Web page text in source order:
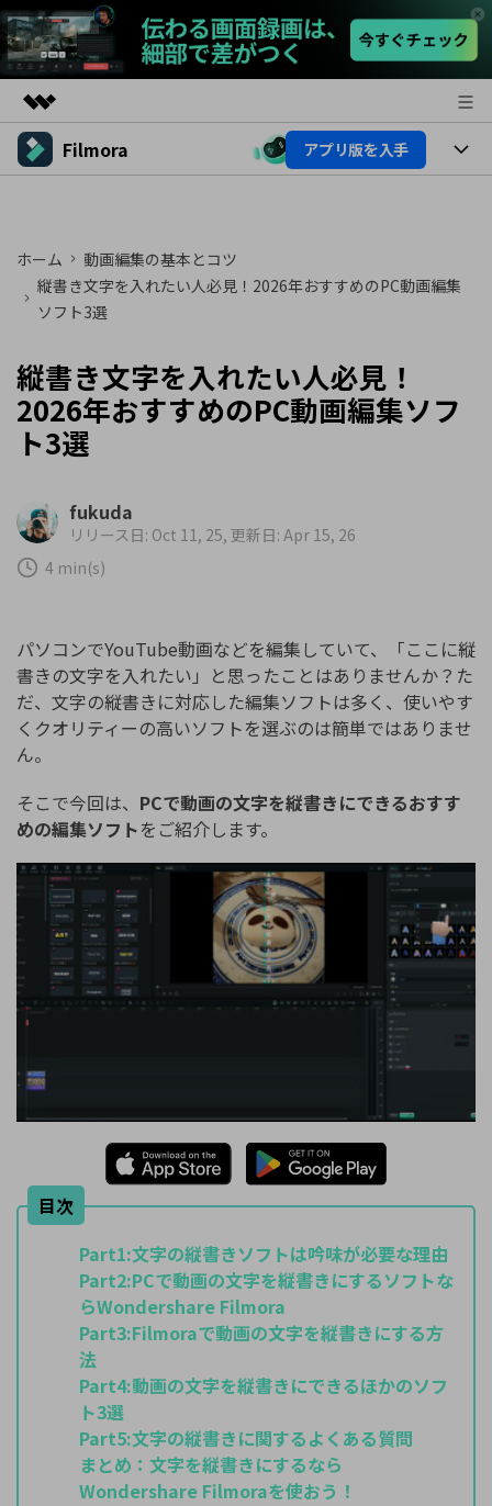
製品
ソリューション
企業情報
プラン＆価格
サポート
Filmora アプリ版を入手
プラットフォーム
製品機能
AI機能
AI機能
活用法
Filmoraのユーザー層
ビデオソリューション
動画編集関連知識
動画編集のコツ
サポート
カスタマーサポート
ブランド紹介
購入する
ホーム
動画編集の基本とコツ
縦書き文字を入れたい人必見！2026年おすすめのPC動画編集
ソフト3選
縦書き文字を入れたい人必見！
2026年おすすめのPC動画編集ソフ
ト3選
fukuda
リリース日: Oct 11, 25, 更新日: Apr 15, 26
4 min(s)
パソコンでYouTube動画などを編集していて、「ここに縦
書きの文字を入れたい」と思ったことはありませんか？た
だ、文字の縦書きに対応した編集ソフトは多く、使いやす
くクオリティーの高いソフトを選ぶのは簡単ではありませ
ん。
そこで今回は、 PCで動画の文字を縦書きにできるおすす
めの編集ソフトをご紹介します。
目次
Part1:文字の縦書きソフトは吟味が必要な理由
Part2:PCで動画の文字を縦書きにするソフトな
らWondershare Filmora
Part3:Filmoraで動画の文字を縦書きにする方
法
Part4:動画の文字を縦書きにできるほかのソフ
ト3選
Part5:文字の縦書きに関するよくある質問
まとめ： 文字を縦書きにするなら
Wondershare Filmoraを使おう！